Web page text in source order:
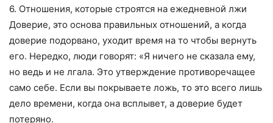
6. Отношения, которые строятся на ежедневной лжи
Доверие, это основа правильных отношений, а когда
доверие подорвано, уходит время на то чтобы вернуть
его. Нередко, люди говорят: «Я ничего не сказала ему,
но ведь и не лгала. Это утверждение противоречащее
само себе. Если вы покрываете ложь, то это всего лишь
дело времени, когда она всплывет, а доверие будет
потеряно.